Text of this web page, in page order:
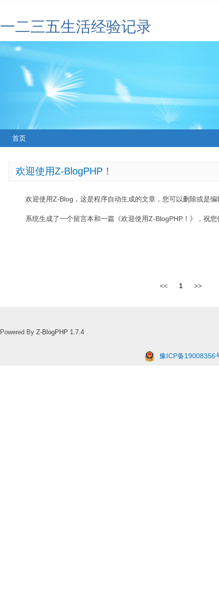
一二三五生活经验记录
首页
欢迎使用Z-BlogPHP！
欢迎使用Z-Blog，这是程序自动生成的文章，您可以删除或是编
系统生成了一个留言本和一篇《欢迎使用Z-BlogPHP！》，祝
<< 1 >>
Powered By Z-BlogPHP 1.7.4
豫ICP备19008356